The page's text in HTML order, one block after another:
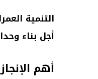
التنمية
أجل بناء
أهم